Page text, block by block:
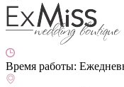
Время работы: